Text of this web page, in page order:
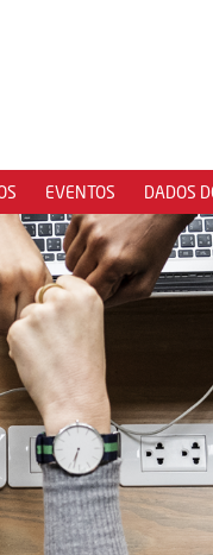
EVENTOS DADOS